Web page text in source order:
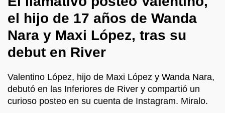
el hijo de 17 años de Wanda
Nara y Maxi López, tras su
debut en River
Valentino López, hijo de Maxi López y Wanda Nara,
debutó en las Inferiores de River y compartió un
curioso posteo en su cuenta de Instagram. Miralo.